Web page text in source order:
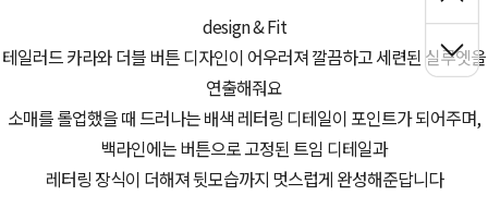
design & Fit
테일러드 카라와 더블 버튼 디자인이 어우러져 깔끔하고 세련된 실루엣을
연출해줘요
소매를 롤업했을 때 드러나는 배색 레터링 디테일이 포인트가 되어주며,
백라인에는 버튼으로 고정된 트임 디테일과
레터링 장식이 더해져 뒷모습까지 멋스럽게 완성해준답니다